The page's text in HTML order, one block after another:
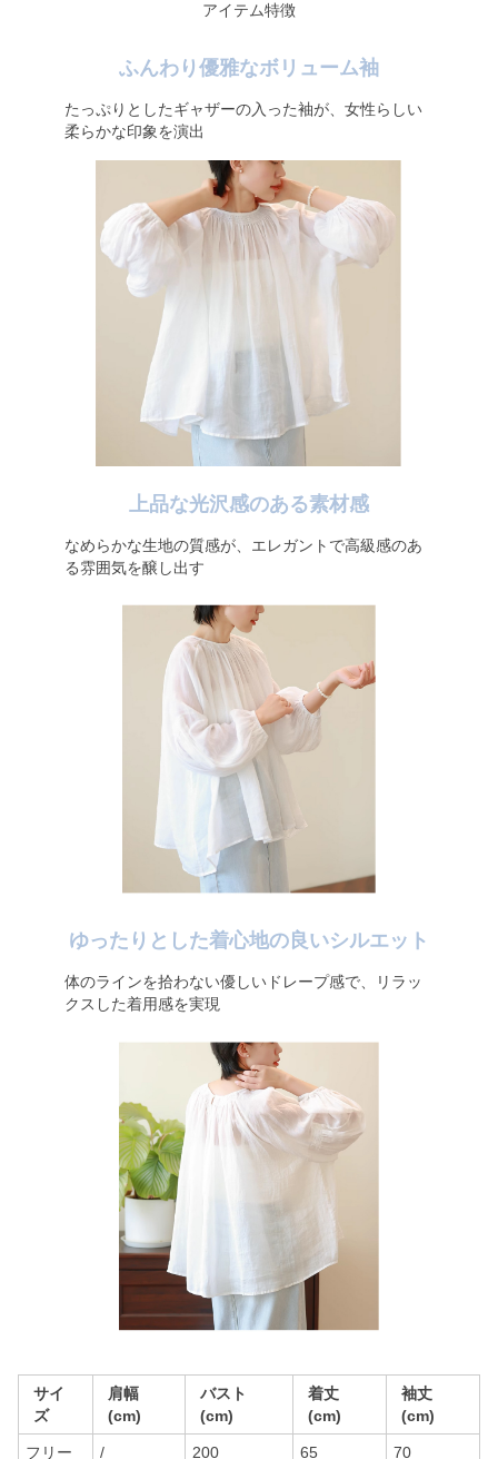
アイテム特徴
ふんわり優雅なボリューム袖
たっぷりとしたギャザーの入った袖が、女性らしい
柔らかな印象を演出
上品な光沢感のある素材感
なめらかな生地の質感が、エレガントで高級感のあ
る雰囲気を醸し出す
ゆったりとした着心地の良いシルエット
体のラインを拾わない優しいドレープ感で、リラッ
クスした着用感を実現
サイ
ズ
肩幅
(cm)
バスト
(cm)
着丈
(cm)
袖丈
(cm)
フリー / 200 65 70